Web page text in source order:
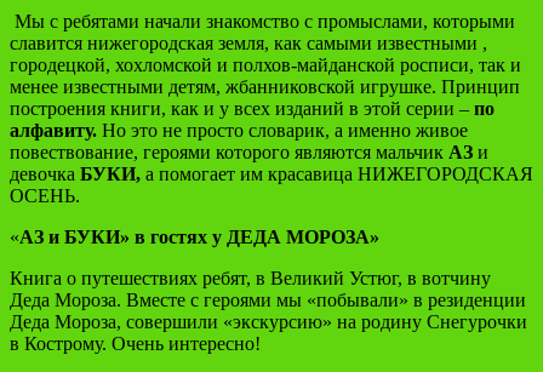
Мы с ребятами начали знакомство с промыслами, которыми
славится нижегородская земля, как самыми известными ,
городецкой, хохломской и полхов-майданской росписи, так и
менее известными детям, жбанниковской игрушке. Принцип
построения книги, как и у всех изданий в этой серии – по
алфавиту. Но это не просто словарик, а именно живое
повествование, героями которого являются мальчик АЗ и
девочка БУКИ, а помогает им красавица НИЖЕГОРОДСКАЯ
ОСЕНЬ.
«АЗ и БУКИ» в гостях у ДЕДА МОРОЗА»
Книга о путешествиях ребят, в Великий Устюг, в вотчину
Деда Мороза. Вместе с героями мы «побывали» в резиденции
Деда Мороза, совершили «экскурсию» на родину Снегурочки
в Кострому. Очень интересно!